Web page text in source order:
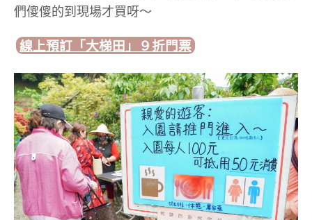
們傻傻的到現場才買呀～
線上預訂「大梯田」９折門票